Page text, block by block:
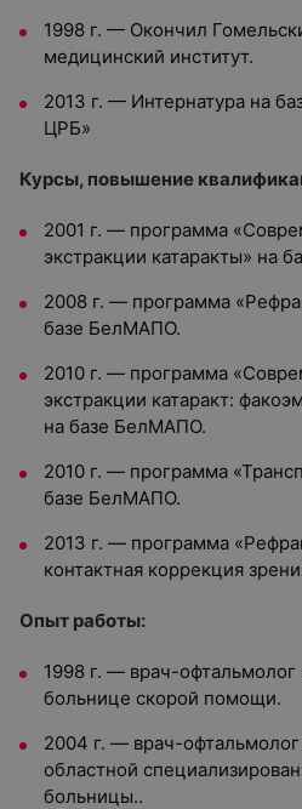
1998 г. — Окончил
медицинский институт.
2013 г. — Интернатура на
ЦРБ»
Курсы, повышение
2001 г. — программа
экстракции катаракты» на
2008 г. — программа
базе БелМАПО.
2010 г. — программа
экстракции катаракт:
на базе БелМАПО.
2010 г. — программа
базе БелМАПО.
2013 г. — программа
контактная коррекция
Опыт работы:
1998 г. — врач-офтальмолог
больнице скорой помощи.
2004 г. — врач-
областной
больницы..